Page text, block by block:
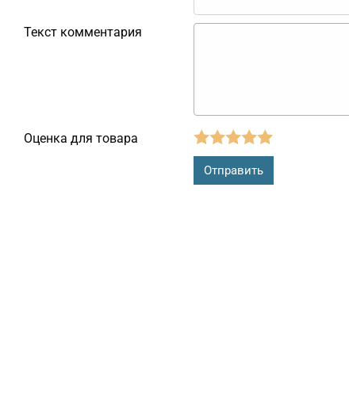
Текст комментария
Оценка для товара